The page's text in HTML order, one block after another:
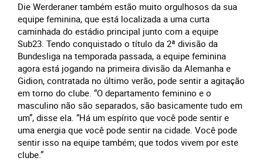
Die Werderaner também estão muito orgulhosos da sua
equipe feminina, que está localizada a uma curta
caminhada do estádio principal junto com a equipe
Sub23. Tendo conquistado o título da 2ª divisão da
Bundesliga na temporada passada, a equipe feminina
agora está jogando na primeira divisão da Alemanha e
Gidion, contratada no último verão, pode sentir a agitação
em torno do clube. “O departamento feminino e o
masculino não são separados, são basicamente tudo em
um”, disse ela. “Há um espírito que você pode sentir e
uma energia que você pode sentir na cidade. Você pode
sentir isso na equipe também; que todos vivem por este
clube.”